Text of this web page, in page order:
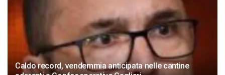
Caldo record, vendemmia anticipata nelle cantine